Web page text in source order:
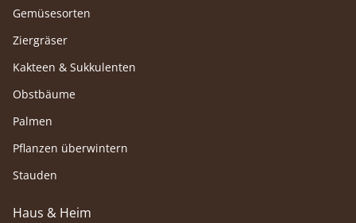
Gemüsesorten
Ziergräser
Kakteen & Sukkulenten
Obstbäume
Palmen
Pflanzen überwintern
Stauden
Haus & Heim